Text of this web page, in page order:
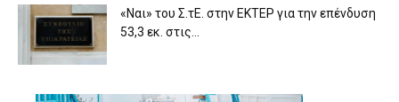
«Ναι» του Σ.τΕ. στην ΕΚΤΕΡ για την επένδυση
53,3 εκ. στις...